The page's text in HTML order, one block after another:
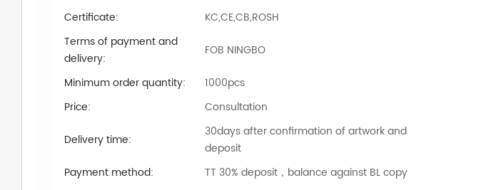
Certificate:
KC,CE,CB,ROSH
Terms of payment and
delivery:
FOB NINGBO
Minimum order quantity:
1000pcs
Price:
Consultation
Delivery time:
30days after confirmation of artwork and
deposit
Payment method:
TT 30% deposit，balance against BL copy